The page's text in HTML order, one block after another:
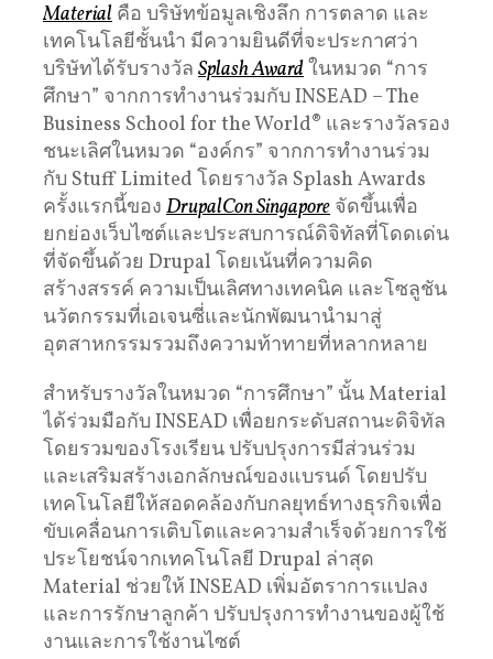
Material คือ บริษัทข้อมูลเชิงลึก การตลาด และ
เทคโนโลยีชั้นนํา มีความยินดีที่จะประกาศว่า
บริษัทได้รับรางวัล Splash Awardในหมวด “การ
ศึกษา” จากการทํางานร่วมกับ INSEAD – The
Business School for the World® และรางวัลรอง
ชนะเลิศในหมวด “องค์กร” จากการทํางานร่วม
กับ Stuff Limited โดยรางวัล Splash Awards
ครั้งแรกนี้ของ DrupalCon Singapore จัดขึ้นเพื่อ
ยกย่องเว็บไซต์และประสบการณ์ดิจิทัลที่โดดเด่น
ที่จัดขึ้นด้วย Drupal โดยเน้นที่ความคิด
สร้างสรรค์ ความเป็นเลิศทางเทคนิค และโซลูชัน
นวัตกรรมที่เอเจนซี่และนักพัฒนานํามาสู่
อุตสาหกรรมรวมถึงความท้าทายที่หลากหลาย
สําหรับรางวัลในหมวด “การศึกษา” นั้น Material
ได้ร่วมมือกับ INSEAD เพื่อยกระดับสถานะดิจิทัล
โดยรวมของโรงเรียน ปรับปรุงการมีส่วนร่วม
และเสริมสร้างเอกลักษณ์ของแบรนด์ โดยปรับ
เทคโนโลยีให้สอดคล้องกับกลยุทธ์ทางธุรกิจเพื่อ
ขับเคลื่อนการเติบโตและความสําเร็จด้วยการใช้
ประโยชน์จากเทคโนโลยี Drupal ล่าสุด
Material ช่วยให้ INSEAD เพิ่มอัตราการแปลง
และการรักษาลูกค้า ปรับปรุงการทำงานของผู้ใช้
งานและการใช้งานไซต์